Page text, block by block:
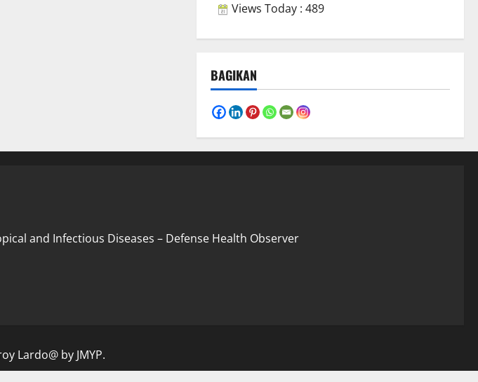
Views Today : 489
BAGIKAN
and Infectious Diseases – Defense Health Observer
Lardo@by JMYP.